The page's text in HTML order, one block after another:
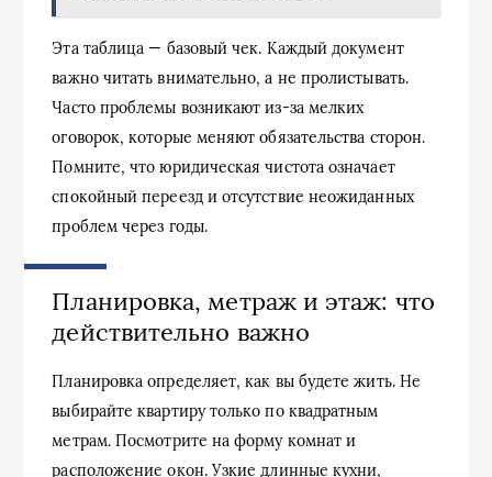
Эта таблица — базовый чек. Каждый документ
важно читать внимательно, а не пролистывать.
Часто проблемы возникают из-за мелких
оговорок, которые меняют обязательства сторон.
Помните, что юридическая чистота означает
спокойный переезд и отсутствие неожиданных
проблем через годы.
Планировка, метраж и этаж: что
действительно важно
Планировка определяет, как вы будете жить. Не
выбирайте квартиру только по квадратным
метрам. Посмотрите на форму комнат и
расположение окон. Узкие длинные кухни,